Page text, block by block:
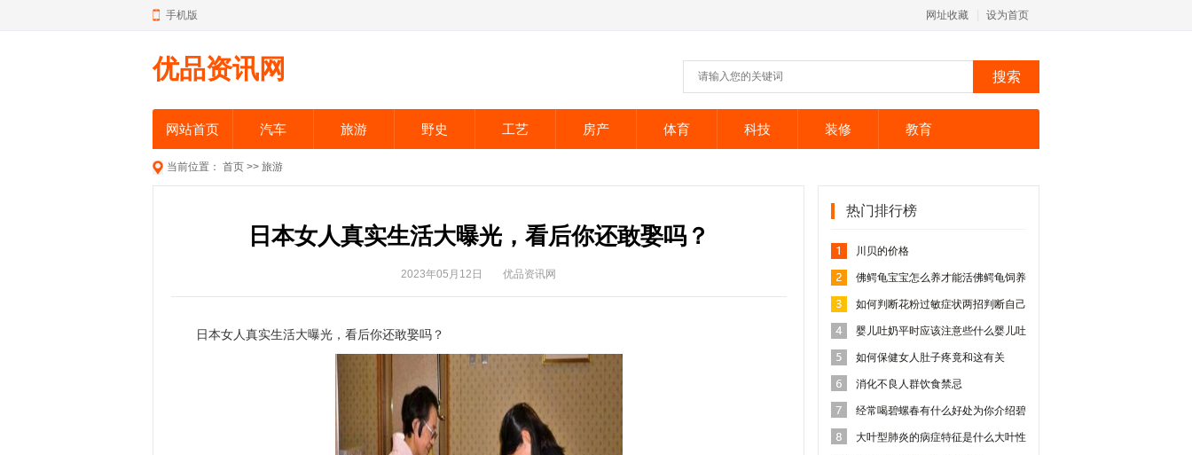
手机版 网址收藏 设为首页
优品资讯网
网站首页 汽车 旅游 野史 工艺 房产 体育 科技 装修 教育
当前位置： 首页 >> 旅游
日本女人真实生活大曝光，看后你还敢娶吗？
2023年05月12日 优品资讯网
日本女人真实生活大曝光，看后你还敢娶吗？
热门排行榜
川贝的价格
佛鳄龟宝宝怎么养才能活佛鳄龟饲养
常识
如何判断花粉过敏症状两招判断自己
是否是花
婴儿吐奶平时应该注意些什么婴儿吐
奶的注意
如何保健女人肚子疼竟和这有关
消化不良人群饮食禁忌
经常喝碧螺春有什么好处为你介绍碧
螺春的功
大叶型肺炎的病症特征是什么大叶性